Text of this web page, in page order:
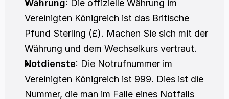
Währung: Die offizielle Währung im
Vereinigten Königreich ist das Britische
Pfund Sterling (£). Machen Sie sich mit der
Währung und dem Wechselkurs vertraut.
Notdienste: Die Notrufnummer im
Vereinigten Königreich ist 999. Dies ist die
Nummer, die man im Falle eines Notfalls